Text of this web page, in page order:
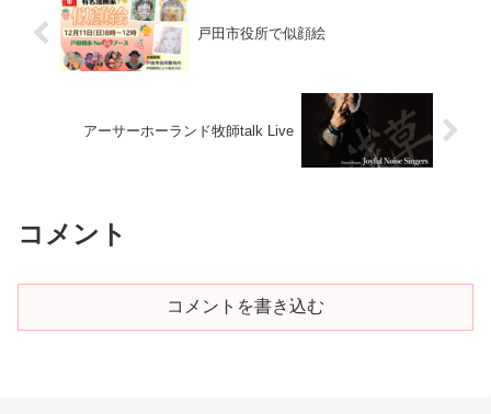
戸田市役所で似顔絵
アーサーホーランド牧師talk Live
コメント
コメントを書き込む